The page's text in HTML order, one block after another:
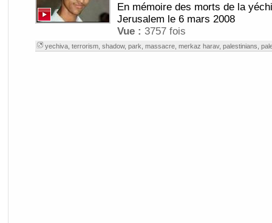
En mémoire des morts de la
Jerusalem le 6 mars 2008
Vue : 3757 fois
yechiva, terrorism, shadow, park massacre, merkaz harav, palestinians